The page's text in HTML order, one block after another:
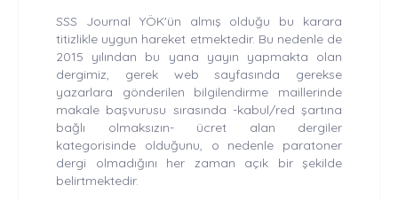
SSS Journal YÖK'ün almış olduğu bu karara
titizlikle uygun hareket etmektedir. Bu nedenle de
2015 yılından bu yana yayın yapmakta olan
dergimiz, gerek web sayfasında gerekse
yazarlara gönderilen bilgilendirme maillerinde
makale başvurusu sırasında -kabul/red şartına
bağlı olmaksızın- ücret alan dergiler
kategorisinde olduğunu, o nedenle paratoner
dergi olmadığını her zaman açık bir şekilde
belirtmektedir.